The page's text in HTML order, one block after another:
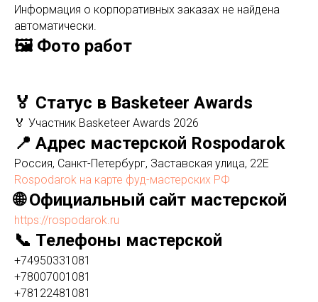
Информация о корпоративных заказах не найдена
автоматически.
🖼️ Фото работ
🏅 Статус в Basketeer Awards
🏅 Участник Basketeer Awards 2026
📍 Адрес мастерской Rospodarok
Россия, Санкт-Петербург, Заставская улица, 22Е
Rospodarok на карте фуд-мастерских РФ
🌐 Официальный сайт мастерской
https://rospodarok.ru
📞 Телефоны мастерской
+74950331081
+78007001081
+78122481081